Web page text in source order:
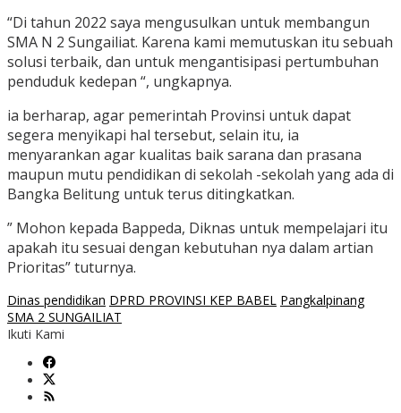
“Di tahun 2022 saya mengusulkan untuk membangun
SMA N 2 Sungailiat. Karena kami memutuskan itu sebuah
solusi terbaik, dan untuk mengantisipasi pertumbuhan
penduduk kedepan “, ungkapnya.
ia berharap, agar pemerintah Provinsi untuk dapat
segera menyikapi hal tersebut, selain itu, ia
menyarankan agar kualitas baik sarana dan prasana
maupun mutu pendidikan di sekolah -sekolah yang ada di
Bangka Belitung untuk terus ditingkatkan.
” Mohon kepada Bappeda, Diknas untuk mempelajari itu
apakah itu sesuai dengan kebutuhan nya dalam artian
Prioritas” tuturnya.
Dinas pendidikan DPRD PROVINSI KEP BABEL Pangkalpinang
SMA 2 SUNGAILIAT
Ikuti Kami